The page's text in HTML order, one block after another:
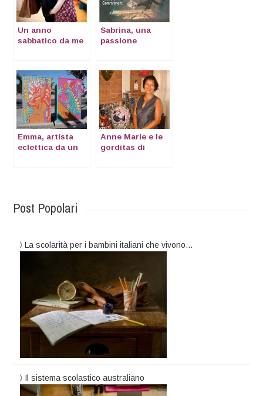
Un anno
sabbatico da me
Sabrina, una
passione
Emma, artista
eclettica da un
Anne Marie e le
gorditas di
Post Popolari
La scolarità per i bambini italiani che vivono…
Il sistema scolastico australiano